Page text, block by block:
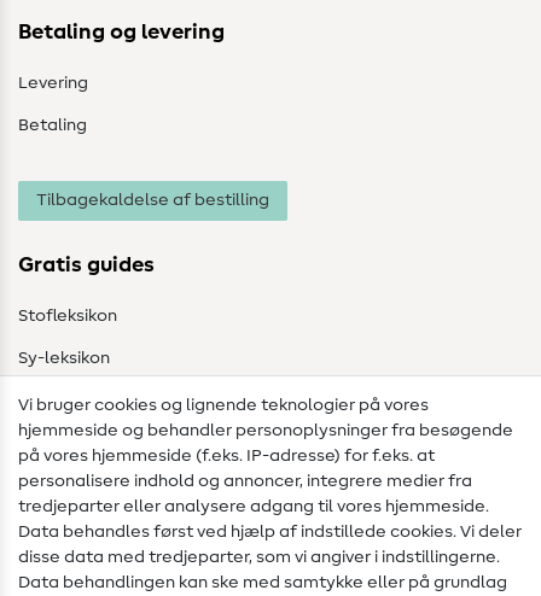
Betaling og levering
Levering
Betaling
Tilbagekaldelse af bestilling
Gratis guides
Stofleksikon
Sy-leksikon
Syvejledninger
Hjælp & kontakt
Kontakt
Information om ændring af operatør
FAQ
Vi bruger cookies og lignende teknologier på vores
hjemmeside og behandler personoplysninger fra besøgende
på vores hjemmeside (f.eks. IP-adresse) for f.eks. at
personalisere indhold og annoncer, integrere medier fra
tredjeparter eller analysere adgang til vores hjemmeside.
Data behandles først ved hjælp af indstillede cookies. Vi deler
disse data med tredjeparter, som vi angiver i indstillingerne.
Data behandlingen kan ske med samtykke eller på grundlag